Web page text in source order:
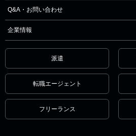
Q&A・お問い合わせ
企業情報
派遣
転職エージェント
フリーランス